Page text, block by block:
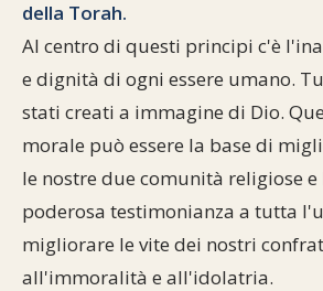
della Torah.
Al centro di questi principi c'è
e dignità di ogni essere umano.
stati creati a immagine di Dio.
morale può essere la base di
le nostre due comunità religiose e
poderosa testimonianza a tutta
migliorare le vite dei nostri
all'immoralità e all'idolatria.